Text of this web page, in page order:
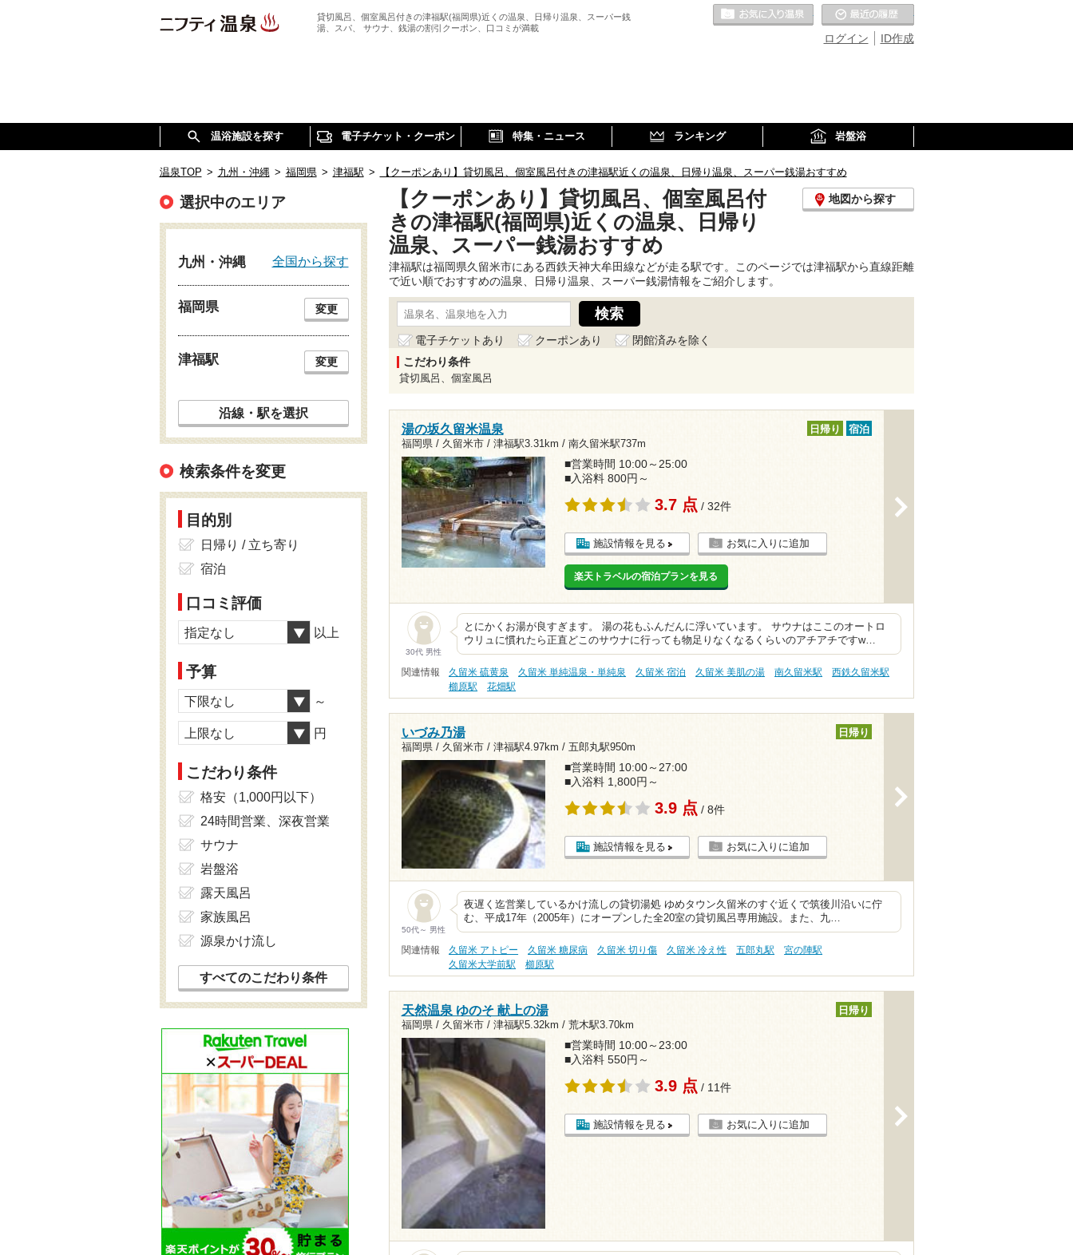
貸切風呂、個室風呂付きの津福駅(福岡県)近くの温泉、日帰り温泉、スーパー銭
湯、スパ、 サウナ、銭湯の割引クーポン、口コミが満載
ID作成
ログイン
お気に入りの温泉
温浴施設を探す 電子チケット・クーポン 特集・ニュース ランキング 岩盤浴
温泉TOP > 九州・沖縄 > 福岡県 > 津福駅 > 【クーポンあり】貸切風呂、個室風呂付きの津福駅近くの温泉、日帰り温泉、スーパー銭湯おすすめ
【クーポンあり】貸切風呂、個室風呂付
きの津福駅(福岡県)近くの温泉、日帰り
温泉、スーパー銭湯おすすめ
地図から探す
津福駅は福岡県久留米市にある西鉄天神大牟田線などが走る駅です。このページでは津福駅から直線距離
で近い順でおすすめの温泉、日帰り温泉、スーパー銭湯情報をご紹介します。
電子チケットあり クーポンあり
閉館済みを除く
こだわり条件
貸切風呂、個室風呂
湯の坂久留米温泉
福岡県 / 久留米市 / 津福駅3.31km / 南久留米駅737m
日帰り 宿泊
■営業時間 10:00～25:00
■入浴料 800円～
3.7 点 / 32件
施設情報を見る お気に入りに追加
楽天トラベルの宿泊プランを見る
30代 男性
とにかくお湯が良すぎます。 湯の花もふんだんに浮いています。 サウナはここのオートロ
ウリュに慣れたら正直どこのサウナに行っても物足りなくなるくらいのアチアチですw…
関連情報 久留米 硫黄泉 久留米 単純温泉・単純泉 久留米 宿泊 久留米 美肌の湯 南久留米駅
西鉄久留米駅
櫛原駅
花畑駅
いづみ乃湯
福岡県 / 久留米市 / 津福駅4.97km / 五郎丸駅950m
日帰り
■営業時間 10:00～27:00
■入浴料 1,800円～
3.9 点 / 8件
施設情報を見る お気に入りに追加
50代～ 男性
夜遅く迄営業しているかけ流しの貸切湯処 ゆめタウン久留米のすぐ近くで筑後川沿いに佇
む、平成17年（2005年）にオープンした全20室の貸切風呂専用施設。また、九…
関連情報 久留米 アトピー 久留米 糖尿病 久留米 切り傷 久留米 冷え性 五郎丸駅
宮の陣駅
久留米大学前駅
櫛原駅
天然温泉 ゆのそ 献上の湯
福岡県 / 久留米市 / 津福駅5.32km / 荒木駅3.70km
日帰り
■営業時間 10:00～23:00
■入浴料 550円～
3.9 点 / 11件
施設情報を見る お気に入りに追加
選択中のエリア
九州・沖縄 全国から探す
福岡県 変更
津福駅 変更
沿線・駅を選択
検索条件を変更
目的別
日帰り / 立ち寄り
宿泊
口コミ評価
指定なし 以上
予算
下限なし ～
上限なし 円
こだわり条件
格安（1,000円以下）
24時間営業、深夜営業
サウナ
岩盤浴
露天風呂
家族風呂
源泉かけ流し
すべてのこだわり条件